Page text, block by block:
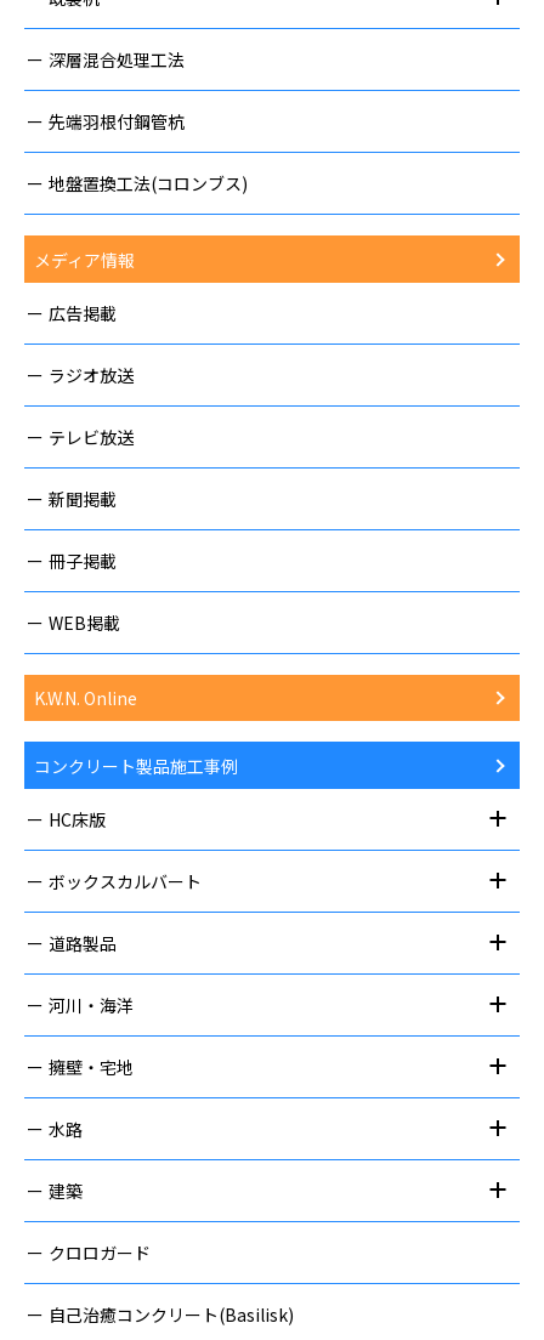
深層混合処理工法
先端羽根付鋼管杭
地盤置換工法(コロンブス)
メディア情報
広告掲載
ラジオ放送
テレビ放送
新聞掲載
冊子掲載
WEB掲載
K.W.N. Online
コンクリート製品施工事例
HC床版
ボックスカルバート
道路製品
河川・海洋
擁壁・宅地
水路
建築
クロロガード
自己治癒コンクリート(Basilisk)